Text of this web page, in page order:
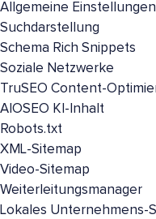
Allgemeine Einstellungen
Suchdarstellung
Schema Rich Snippets
Soziale Netzwerke
TruSEO Content-
AIOSEO KI-Inhalt
Robots.txt
XML-Sitemap
Video-Sitemap
Weiterleitungsmanager
Lokales Unternehmens-